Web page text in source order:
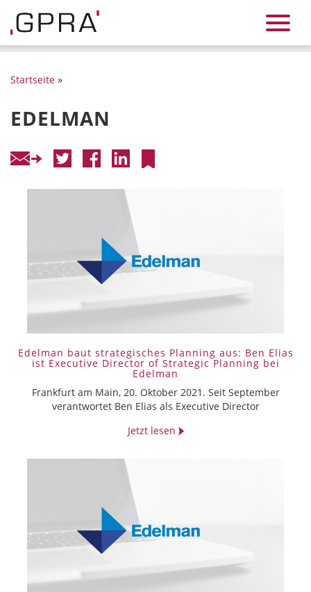
Startseite »
EDELMAN
Edelman baut strategisches Planning aus: Ben Elias
ist Executive Director of Strategic Planning bei
Edelman
Frankfurt am Main, 20. Oktober 2021. Seit September
verantwortet Ben Elias als Executive Director
Jetzt lesen